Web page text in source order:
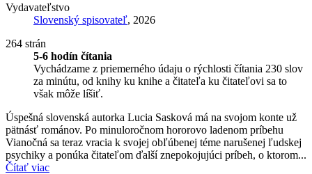
Vydavateľstvo
Slovenský spisovateľ, 2026
264 strán
5-6 hodín čítania
Vychádzame z priemerného údaju o rýchlosti čítania 230 slov
za minútu, od knihy ku knihe a čitateľa ku čitateľovi sa to
však môže líšiť.
Úspešná slovenská autorka Lucia Sasková má na svojom konte už
pätnásť románov. Po minuloročnom hororovo ladenom príbehu
Vianočná sa teraz vracia k svojej obľúbenej téme narušenej ľudskej
psychiky a ponúka čitateľom ďalší znepokojujúci príbeh, o ktorom...
Čítať viac